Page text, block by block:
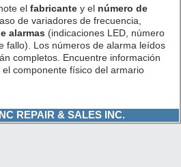
el fabricantey el número de
de variadores de frecuencia,
alarmas (indicaciones LED, número
fallo). Los números de alarma leídos
completos. Encuentre información
componente físico del armario
REPAIR & SALES INC.